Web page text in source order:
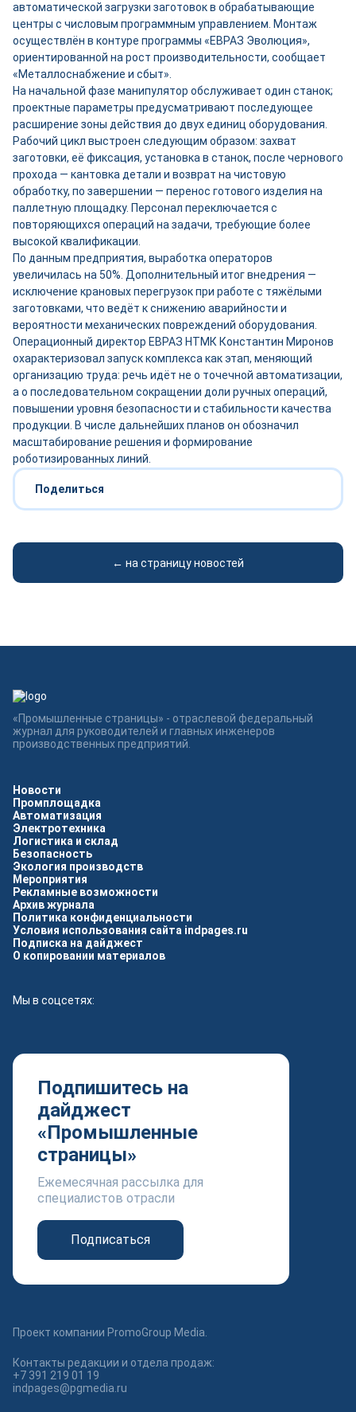
автоматической загрузки заготовок в обрабатывающие
центры с числовым программным управлением. Монтаж
осуществлён в контуре программы «ЕВРАЗ Эволюция»,
ориентированной на рост производительности, сообщает
«Металлоснабжение и сбыт».
На начальной фазе манипулятор обслуживает один станок;
проектные параметры предусматривают последующее
расширение зоны действия до двух единиц оборудования.
Рабочий цикл выстроен следующим образом: захват
заготовки, её фиксация, установка в станок, после чернового
прохода — кантовка детали и возврат на чистовую
обработку, по завершении — перенос готового изделия на
паллетную площадку. Персонал переключается с
повторяющихся операций на задачи, требующие более
высокой квалификации.
По данным предприятия, выработка операторов
увеличилась на 50%. Дополнительный итог внедрения —
исключение крановых перегрузок при работе с тяжёлыми
заготовками, что ведёт к снижению аварийности и
вероятности механических повреждений оборудования.
Операционный директор ЕВРАЗ НТМК Константин Миронов
охарактеризовал запуск комплекса как этап, меняющий
организацию труда: речь идёт не о точечной автоматизации,
а о последовательном сокращении доли ручных операций,
повышении уровня безопасности и стабильности качества
продукции. В числе дальнейших планов он обозначил
масштабирование решения и формирование
роботизированных линий.
Поделиться
← на страницу новостей
Новости
Промплощадка
Автоматизация
Электротехника
Логистика и склад
Безопасность
Экология производств
Мероприятия
Рекламные возможности
Архив журнала
Политика конфиденциальности
Условия использования сайта indpages.ru
Подписка на дайджест
О копировании материалов
Мы в соцсетях:
Подпишитесь на
дайджест
«Промышленные
страницы»
Ежемесячная рассылка для
специалистов отрасли
Подписаться
«Промышленные страницы» - отраслевой федеральный
журнал для руководителей и главных инженеров
производственных предприятий.
Проект компании PromoGroup Media.
Контакты редакции и отдела продаж:
+7 391 219 01 19
indpages@pgmedia.ru